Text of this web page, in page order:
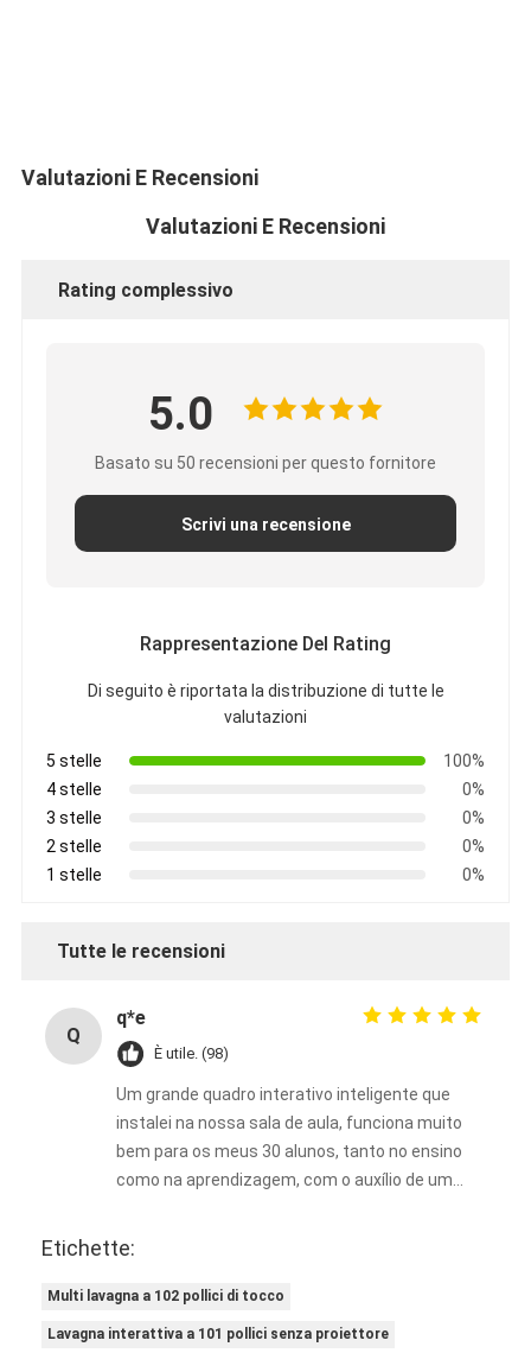
Valutazioni E Recensioni
Valutazioni E Recensioni
Rating complessivo
5.0
Basato su 50 recensioni per questo fornitore
Scrivi una recensione
Rappresentazione Del Rating
Di seguito è riportata la distribuzione di tutte le
valutazioni
5 stelle
100%
4 stelle
0%
3 stelle
0%
2 stelle
0%
1 stelle
0%
Tutte le recensioni
Q
q*e
È utile. (98)
Um grande quadro interativo inteligente que
instalei na nossa sala de aula, funciona muito
bem para os meus 30 alunos, tanto no ensino
como na aprendizagem, com o auxílio de um
aulas.
Etichette:
Multi lavagna a 102 pollici di tocco
Lavagna interattiva a 101 pollici senza proiettore